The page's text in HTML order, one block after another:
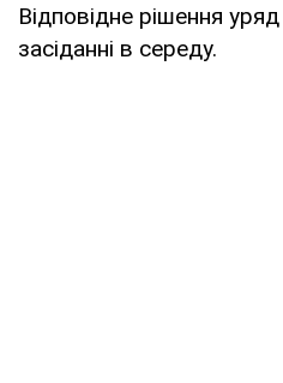
Відповідне рішення
засіданні в середу.